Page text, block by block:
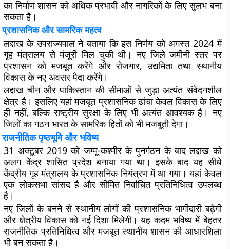
का निर्माण शासन को अधिक प्रभावी और नागरिकों के लिए सुलभ बना
सकता है।
प्रशासनिक और सामरिक महत्व
लद्दाख के उपराज्यपाल ने बताया कि इस निर्णय को अगस्त 2024 में
गृह मंत्रालय से मंजूरी मिल चुकी थी। नए जिले जमीनी स्तर पर
प्रशासन को मजबूत करेंगे और रोजगार, उद्यमिता तथा स्थानीय
विकास के नए अवसर पैदा करेंगे।
लद्दाख चीन और पाकिस्तान की सीमाओं से जुड़ा अत्यंत संवेदनशील
क्षेत्र है। इसलिए यहां मजबूत प्रशासनिक ढांचा केवल विकास के लिए
ही नहीं, बल्कि राष्ट्रीय सुरक्षा के लिए भी अत्यंत आवश्यक है। नए
जिलों का गठन भारत के सामरिक हितों को भी मजबूती देगा।
राजनीतिक पृष्ठभूमि और भविष्य
31 अक्टूबर 2019 को जम्मू-कश्मीर के पुनर्गठन के बाद लद्दाख को
अलग केंद्र शासित प्रदेश बनाया गया था। इसके बाद यह सीधे
केंद्रीय गृह मंत्रालय के प्रशासनिक नियंत्रण में आ गया। यहां केवल
एक लोकसभा सांसद है और सीमित निर्वाचित प्रतिनिधित्व उपलब्ध
है।
नए जिलों के बनने से स्थानीय लोगों की प्रशासनिक भागीदारी बढ़ेगी
और क्षेत्रीय विकास को नई दिशा मिलेगी। यह कदम भविष्य में बेहतर
राजनीतिक प्रतिनिधित्व और मजबूत स्थानीय शासन की आधारशिला
भी बन सकता है।